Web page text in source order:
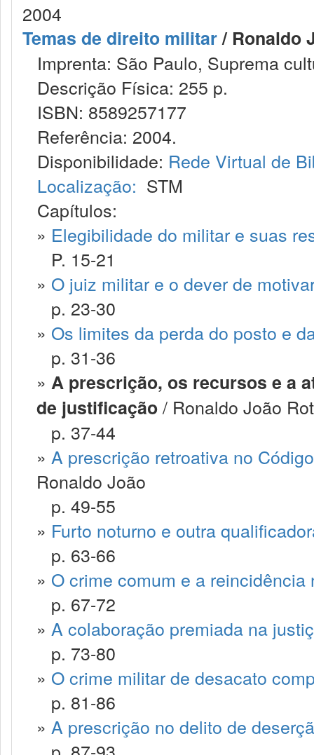
2004
Temas de direito militar/ Ronaldo
Imprenta: São Paulo, Suprema
Descrição Física: 255 p.
ISBN: 8589257177
Referência: 2004.
Disponibilidade: Rede Virtual de
Localização: STM
Capítulos:
» Elegibilidade do militar e suas
P. 15-21
» O juiz militar e o dever de
p. 23-30
» Os limites da perda do posto e
p. 31-36
» A prescrição, os recursos e a
de justificação/ Ronaldo João
p. 37-44
» A prescrição retroativa no
Ronaldo João
p. 49-55
» Furto noturno e outra
p. 63-66
» O crime comum e a reincidência
p. 67-72
» A colaboração premiada na
p. 73-80
» O crime militar de desacato
p. 81-86
» A prescrição no delito de